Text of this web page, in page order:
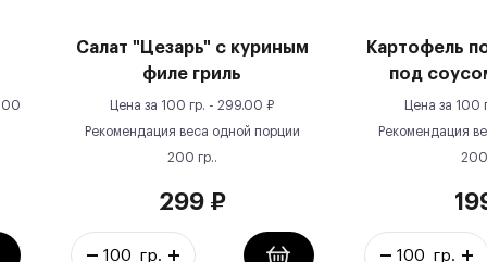
Салат "Цезарь" с куриным
филе гриль
Цена за 100 гр. - 299.00 ₽
Рекомендация веса одной порции
200 гр..
299₽
Картофель
под
Цена за 100
Рекомендация
200